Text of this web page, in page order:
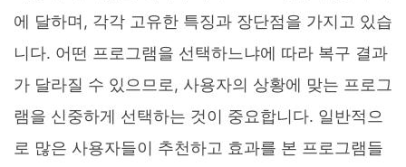
에 달하며, 각각 고유한 특징과 장단점을 가지고 있습
니다. 어떤 프로그램을 선택하느냐에 따라 복구 결과
가 달라질 수 있으므로, 사용자의 상황에 맞는 프로그
램을 신중하게 선택하는 것이 중요합니다. 일반적으
로 많은 사용자들이 추천하고 효과를 본 프로그램들